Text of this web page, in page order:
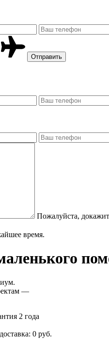
Пожалуйста,
время.
—
2 года
0 руб.